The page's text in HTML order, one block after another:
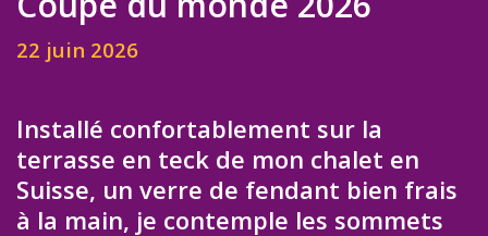
22 juin 2026
Installé confortablement sur la
terrasse en teck de mon chalet en
Suisse, un verre de fendant bien frais
à la main, je contemple les sommets